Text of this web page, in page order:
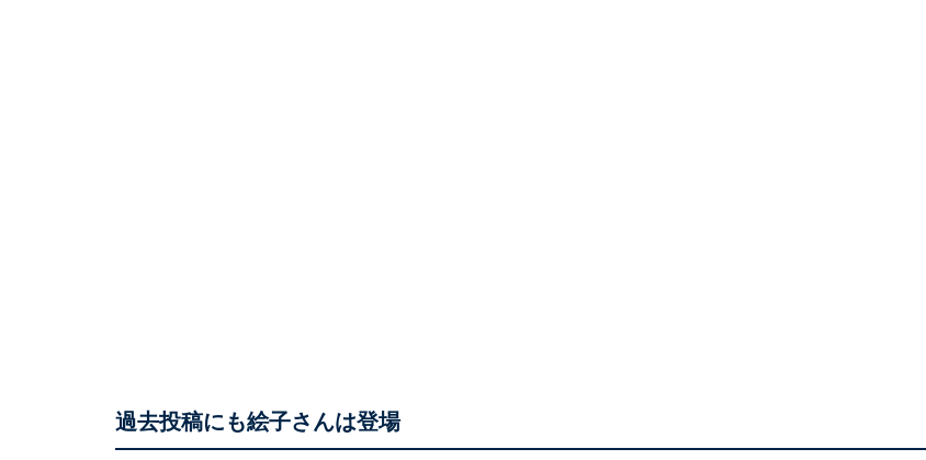
過去投稿にも絵子さんは登場